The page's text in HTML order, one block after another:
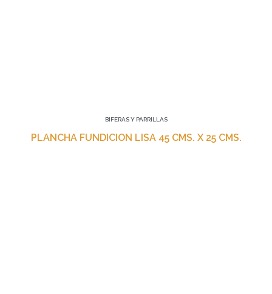
BIFERAS Y PARRILLAS
PLANCHA FUNDICION LISA 45 CMS. X 25 CMS.